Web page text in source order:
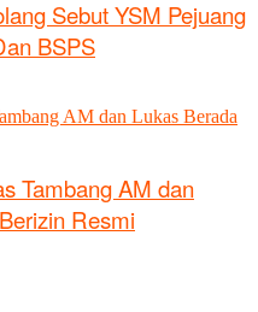
Sebut YSM Pejuang
BSPS
Tambang AM dan
Resmi